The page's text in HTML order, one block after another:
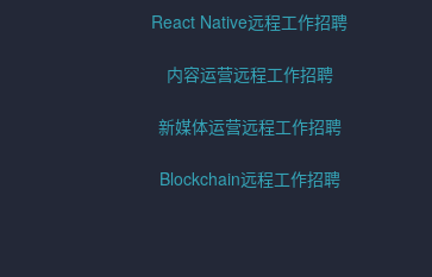
React Native远程工作招聘
内容运营远程工作招聘
新媒体运营远程工作招聘
Blockchain远程工作招聘